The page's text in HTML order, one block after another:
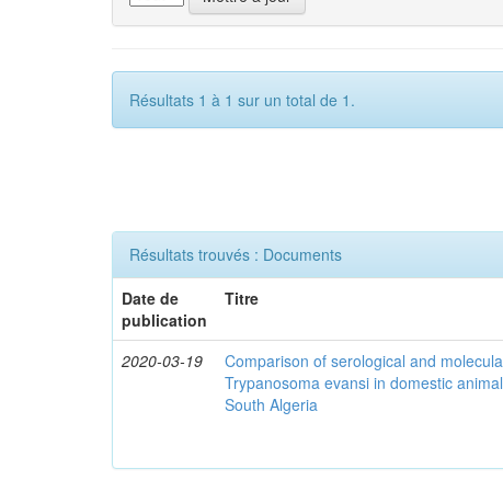
Résultats 1 à 1 sur un total de 1.
Résultats trouvés : Documents
Date de
publication
Titre
2020-03-19
Comparison of serological and
Trypanosoma evansi in domestic
South Algeria